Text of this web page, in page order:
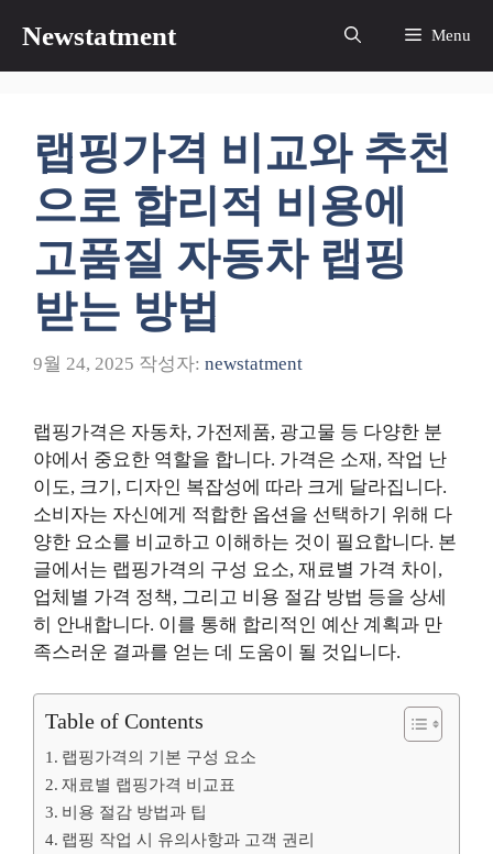
츠
Newstatment Menu
랩핑가격 비교와 추천
으로 합리적 비용에
고품질 자동차 랩핑
받는 방법
9월 24, 2025 작성자: newstatment
랩핑가격은 자동차, 가전제품, 광고물 등 다양한 분
야에서 중요한 역할을 합니다. 가격은 소재, 작업 난
이도, 크기, 디자인 복잡성에 따라 크게 달라집니다.
소비자는 자신에게 적합한 옵션을 선택하기 위해 다
양한 요소를 비교하고 이해하는 것이 필요합니다. 본
글에서는 랩핑가격의 구성 요소, 재료별 가격 차이,
업체별 가격 정책, 그리고 비용 절감 방법 등을 상세
히 안내합니다. 이를 통해 합리적인 예산 계획과 만
족스러운 결과를 얻는 데 도움이 될 것입니다.
Table of Contents
랩핑가격의 기본 구성 요소
재료별 랩핑가격 비교표
비용 절감 방법과 팁
랩핑 작업 시 유의사항과 고객 권리